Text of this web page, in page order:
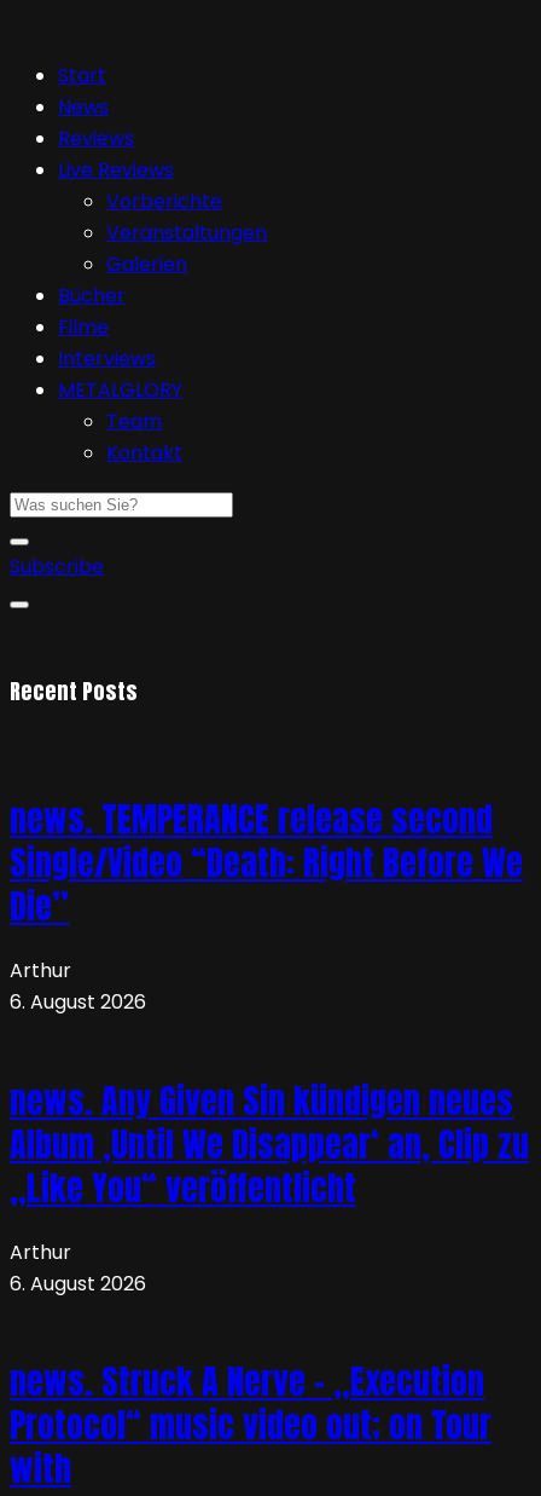
Start
News
Reviews
Live Reviews
Vorberichte
Veranstaltungen
Galerien
Bücher
Filme
Interviews
METALGLORY
Team
Kontakt
Subscribe
Recent Posts
news. TEMPERANCE release second
Single/Video “Death: Right Before We
Die”
Arthur
6. August 2026
news. Any Given Sin kündigen neues
Album ‚Until We Disappear‘ an, Clip zu
„Like You“ veröffentlicht
Arthur
6. August 2026
news. Struck A Nerve – „Execution
Protocol“ music video out; on Tour
with